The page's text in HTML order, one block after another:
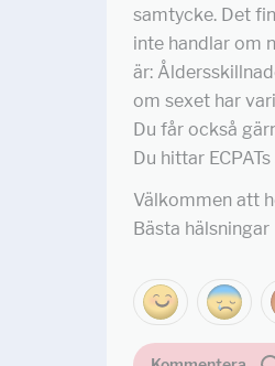
samtycke. Det
inte handlar om
är:
om sexet har
Du får också
Du hittar
Välkommen att
Bästa hälsningar